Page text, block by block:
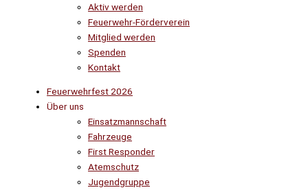
Aktiv werden
Feuerwehr-Förderverein
Mitglied werden
Spenden
Kontakt
Feuerwehrfest 2026
Über uns
Einsatzmannschaft
Fahrzeuge
First Responder
Atemschutz
Jugendgruppe